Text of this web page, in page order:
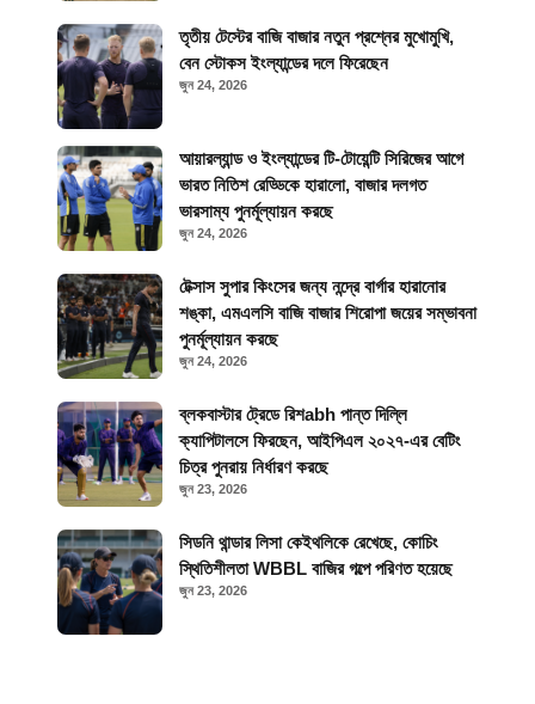
তৃতীয় টেস্টের বাজি বাজার নতুন প্রশ্নের মুখোমুখি,
বেন স্টোকস ইংল্যান্ডের দলে ফিরেছেন
জুন 24, 2026
আয়ারল্যান্ড ও ইংল্যান্ডের টি-টোয়েন্টি সিরিজের আগে
ভারত নিতিশ রেড্ডিকে হারালো, বাজার দলগত
ভারসাম্য পুনর্মূল্যায়ন করছে
জুন 24, 2026
টেক্সাস সুপার কিংসের জন্য নন্দ্রে বার্গার হারানোর
শঙ্কা, এমএলসি বাজি বাজার শিরোপা জয়ের সম্ভাবনা
পুনর্মূল্যায়ন করছে
জুন 24, 2026
ব্লকবাস্টার ট্রেডে রিশabh পান্ত দিল্লি
ক্যাপিটালসে ফিরছেন, আইপিএল ২০২৭-এর বেটিং
চিত্র পুনরায় নির্ধারণ করছে
জুন 23, 2026
সিডনি থান্ডার লিসা কেইথলিকে রেখেছে, কোচিং
স্থিতিশীলতা WBBL বাজির গল্পে পরিণত হয়েছে
জুন 23, 2026